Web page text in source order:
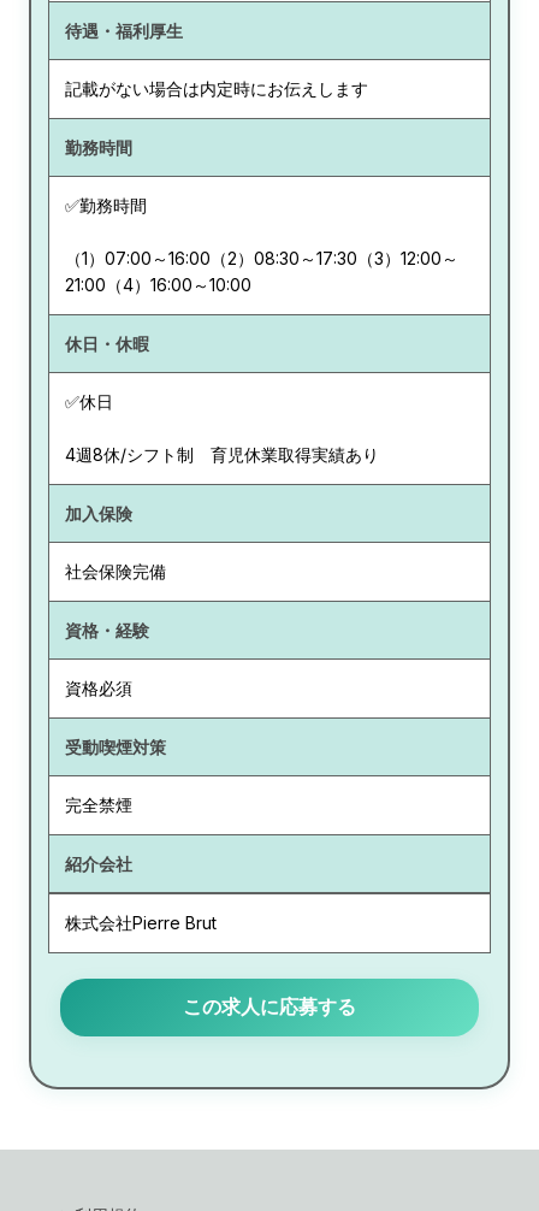
待遇・福利厚生
記載がない場合は内定時にお伝えします
勤務時間
✅勤務時間
（1）07:00～16:00（2）08:30～17:30（3）12:00～
21:00（4）16:00～10:00
休日・休暇
✅休日
4週8休/シフト制 育児休業取得実績あり
加入保険
社会保険完備
資格・経験
資格必須
受動喫煙対策
完全禁煙
紹介会社
株式会社Pierre Brut
この求人に応募する